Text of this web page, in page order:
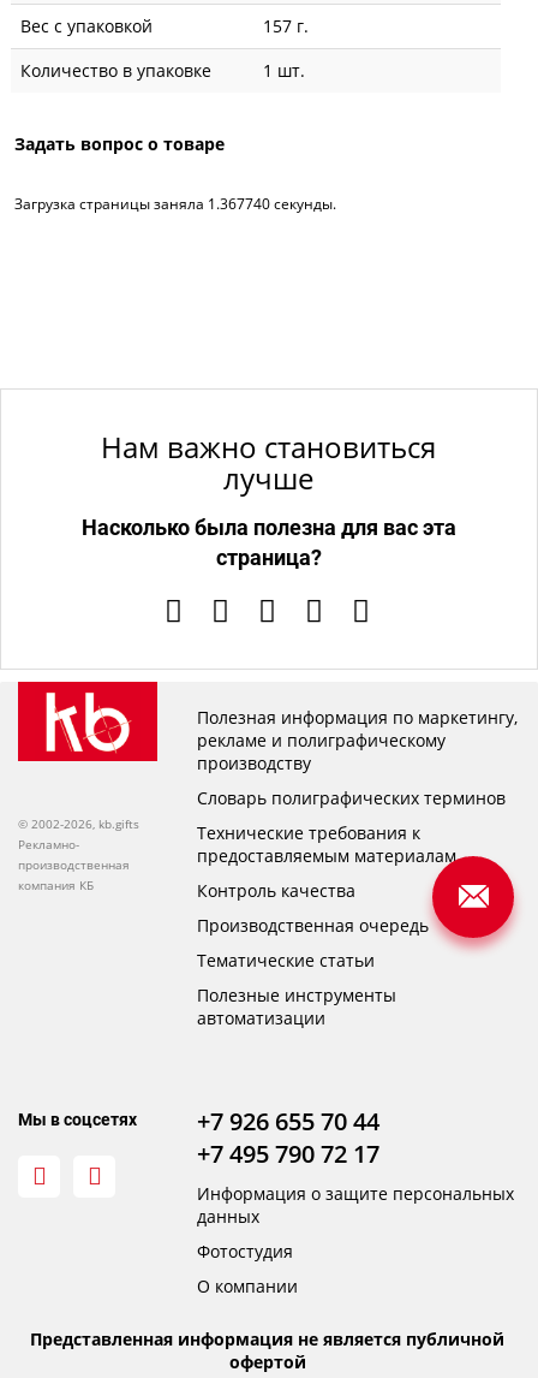
Вес с упаковкой
157 г.
Количество в упаковке
1 шт.
Задать вопрос о товаре
Загрузка страницы заняла 1.367740 секунды.
Нам важно становиться
лучше
Насколько была полезна для вас эта
страница?
© 2002-2026, kb.gifts
Рекламно-
производственная
компания КБ
Полезная информация по маркетингу,
рекламе и полиграфическому
производству
Словарь полиграфических терминов
Технические требования к
предоставляемым материалам
Контроль качества
Производственная очередь
Тематические статьи
Полезные инструменты
автоматизации
Мы в соцсетях
+7 926 655 70 44
+7 495 790 72 17
Информация о защите персональных
данных
Фотостудия
О компании
Представленная информация не является публичной
офертой